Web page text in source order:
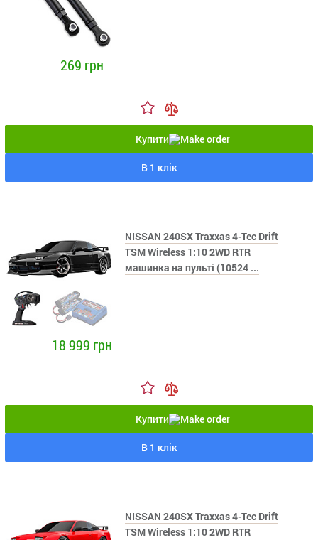
269 грн
Купити
В 1 клік
NISSAN 240SX Traxxas 4-Tec Drift
TSM Wireless 1:10 2WD RTR
машинка на пульті (10524 ...
18 999 грн
Купити
В 1 клік
NISSAN 240SX Traxxas 4-Tec Drift
TSM Wireless 1:10 2WD RTR